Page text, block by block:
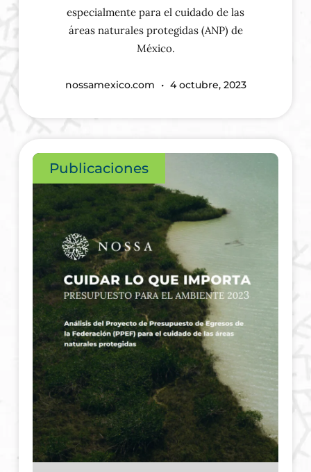
especialmente para el cuidado de las
áreas naturales protegidas (ANP) de
México.
nossamexico.com 4 octubre, 2023
Publicaciones